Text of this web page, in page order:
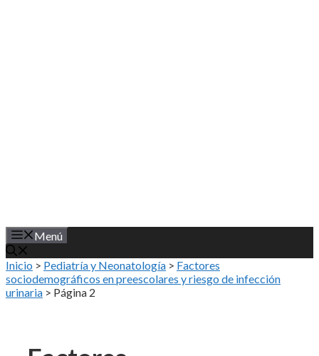
Menú
Inicio > Pediatría y Neonatología > Factores
sociodemográficos en preescolares y riesgo de infección
urinaria > Página 2